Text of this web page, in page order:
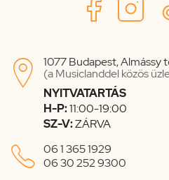

1077 Budapest, Almássy
(a Musiclanddel közös
NYITVATARTÁS
H-P:11:00-19:00
SZ-V:ZÁRVA
 06 1 365 1929
06 30 252 9300